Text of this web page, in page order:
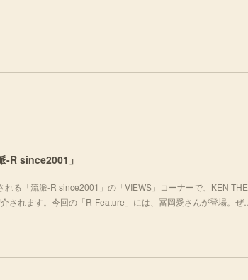
-R since2001」
る「流派-R since2001」の「VIEWS」コーナーで、KEN THE
されます。今回の「R-Feature」には、冨岡愛さんが登場。ぜ…